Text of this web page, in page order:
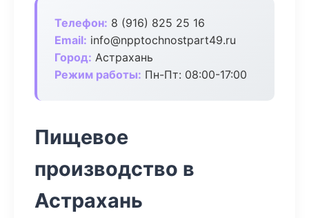
Телефон: 8 (916) 825 25 16
Email: info@npptochnostpart49.ru
Город: Астрахань
Режим работы: Пн-Пт: 08:00-17:00
Пищевое
производство в
Астрахань